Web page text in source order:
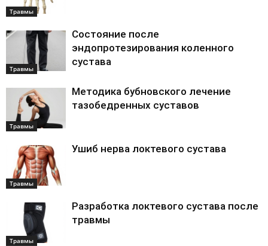
Травмы
Травмы
Состояние после
эндопротезирования коленного
сустава
Травмы
Методика бубновского лечение
тазобедренных суставов
Травмы
Ушиб нерва локтевого сустава
Травмы
Разработка локтевого сустава после
травмы